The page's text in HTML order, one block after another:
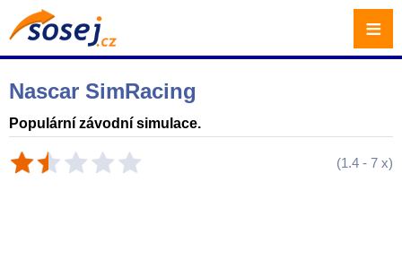
Nascar SimRacing
Populární závodní simulace.
(1.4 - 7 x)
≡